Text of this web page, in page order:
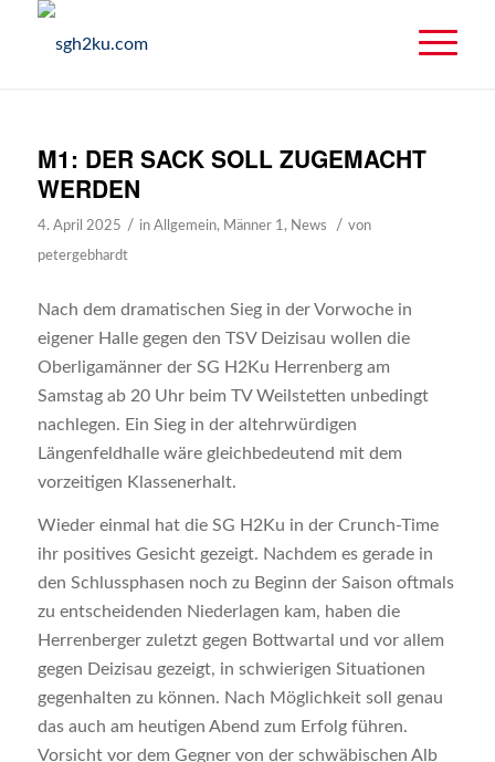
M1: DER SACK SOLL ZUGEMACHT
WERDEN
4. April 2025 / in Allgemein, Männer 1, News / von
petergebhardt
Nach dem dramatischen Sieg in der Vorwoche in
eigener Halle gegen den TSV Deizisau wollen die
Oberligamänner der SG H2Ku Herrenberg am
Samstag ab 20 Uhr beim TV Weilstetten unbedingt
nachlegen. Ein Sieg in der altehrwürdigen
Längenfeldhalle wäre gleichbedeutend mit dem
vorzeitigen Klassenerhalt.
Wieder einmal hat die SG H2Ku in der Crunch-Time
ihr positives Gesicht gezeigt. Nachdem es gerade in
den Schlussphasen noch zu Beginn der Saison oftmals
zu entscheidenden Niederlagen kam, haben die
Herrenberger zuletzt gegen Bottwartal und vor allem
gegen Deizisau gezeigt, in schwierigen Situationen
gegenhalten zu können. Nach Möglichkeit soll genau
das auch am heutigen Abend zum Erfolg führen.
Vorsicht vor dem Gegner von der schwäbischen Alb